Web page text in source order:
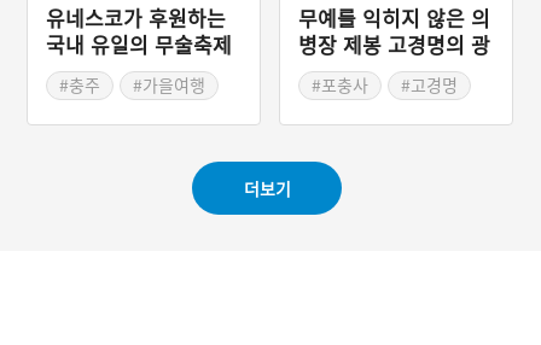
유네스코가 후원하는
국내 유일의 무술축제
'충주세계무술축제'
#충주
#가을여행
무예를 익히지 않은 의
병장 제봉 고경명의 광
주 포충사
#포충사
#고경명
더보기